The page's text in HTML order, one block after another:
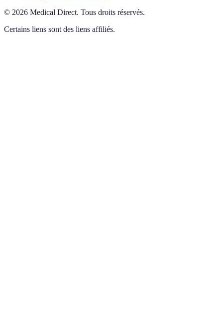
© 2026 Medical Direct. Tous droits réservés.
Certains liens sont des liens affiliés.